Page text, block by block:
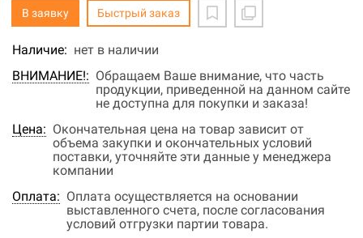
В заявку Быстрый заказ
Наличие: нет в наличии
ВНИМАНИЕ!: Обращаем Ваше внимание, что часть
продукции, приведенной на данном сайте
не доступна для покупки и заказа!
Цена: Окончательная цена на товар зависит от
объема закупки и окончательных условий
поставки, уточняйте эти данные у менеджера
компании
Оплата: Оплата осуществляется на основании
выставленного счета, после согласования
условий отгрузки партии товара.